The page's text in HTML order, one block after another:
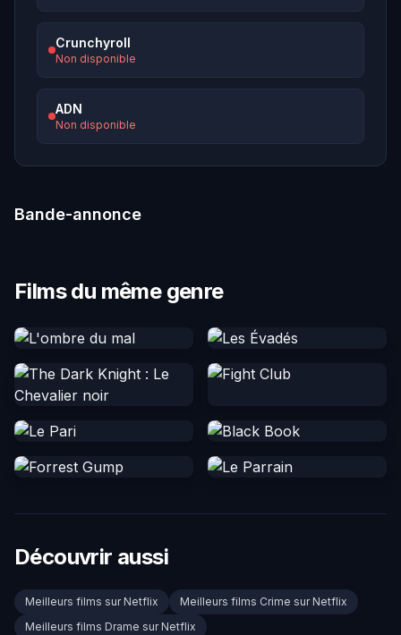
Crunchyroll
Non disponible
ADN
Non disponible
Bande-annonce
Films du même genre
Découvrir aussi
Meilleurs films sur Netflix
Meilleurs films Crime sur Netflix
Meilleurs films Drame sur Netflix